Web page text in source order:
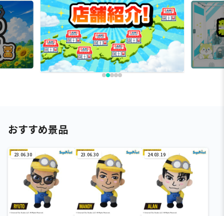
おすすめ景品
23.06.30 23.06.30 24.03.19